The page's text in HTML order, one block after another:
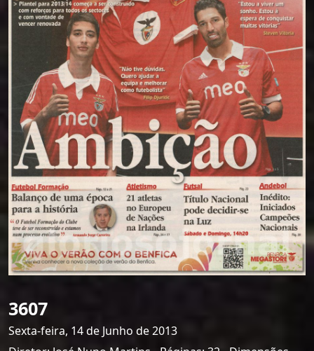
3607
Sexta-feira, 14 de Junho de 2013